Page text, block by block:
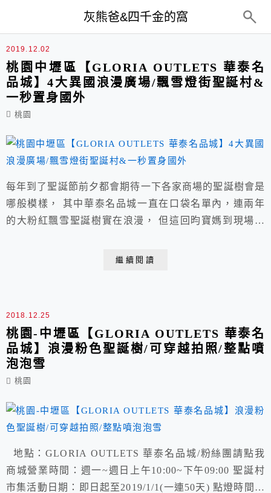
灰熊爸&四千金的窩
華泰名品城
2019.12.02
桃園中壢區【GLORIA OUTLETS 華泰名
品城】4大異國浪漫廣場/飄雪燈街聖誕村&
一秒置身國外
桃園
每年到了聖誕節前夕都會期待一下各家商場的聖誕樹會是
哪般模樣， 其中華泰名品城一直在口袋名單內，連兩年
的大粉紅飄雪聖誕樹實在浪漫， 但這回昀寶媽到現場時
以。 GLORIA OUTLETS 華泰名品城 官方粉絲團請點
繼續閱讀
2018.12.25
桃園-中壢區【GLORIA OUTLETS 華泰名
品城】浪漫粉色聖誕樹/可穿越拍照/整點噴
泡泡雪
桃園
地點：GLORIA OUTLETS 華泰名品城/粉絲團請點我
商城營業時間：週一~週日上午10:00~下午09:00 聖誕村
市集活動日期：即日起至2019/1/1(一連50天) 點燈時間：